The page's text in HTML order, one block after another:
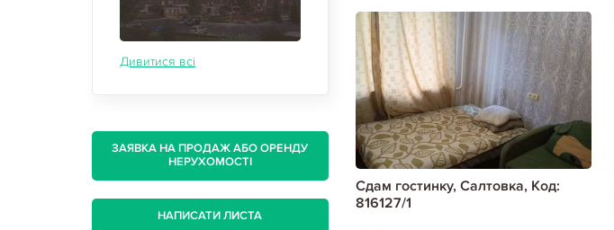
Дивитися всі
ЗАЯВКА НА ПРОДАЖ АБО ОРЕНДУ
НЕРУХОМОСТІ
НАПИСАТИ ЛИСТА
Сдам гостинку, Салтовка, Код:
816127/1